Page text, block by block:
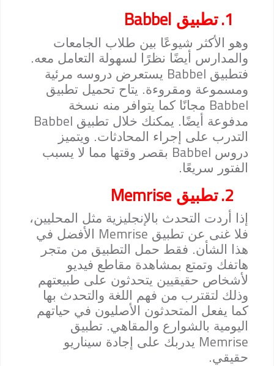
1. تطبيق Babbel
وهو الأكثر شيوعًا بين طلاب الجامعات
والمدارس أيضًا نظرًا لسهولة التعامل معه.
فتطبيق Babbel يستعرض دروسه مرئية
ومسموعة ومقروءة. يتاح تحميل تطبيق
Babbel مجانًا كما يتوافر منه نسخة
مدفوعة أيضًا. يمكنك خلال تطبيق Babbel
التدرب على إجراء المحادثات. ويتميز
دروس Babbel بقصر وقتها مما لا يسبب
الفتور سريعًا.
2. تطبيقMemrise
إذا أردت التحدث بالإنجليزية مثل المحليين،
فلا غنى عن تطبيق Memrise الأفضل في
هذا الشأن. فقط حمل التطبيق من متجر
هاتفك وتمتع بمشاهدة مقاطع فيديو
لأشخاص حقيقيين يتحدثون على طبيعتهم
وذلك لتقترب من فهم اللغة والتحدث بها
كما يفعل المتحدثون الأصليون في حياتهم
اليومية بالشوارع والمقاهي. تطبيق
Memrise يدربك على إجادة سيناريو
حقيقي.